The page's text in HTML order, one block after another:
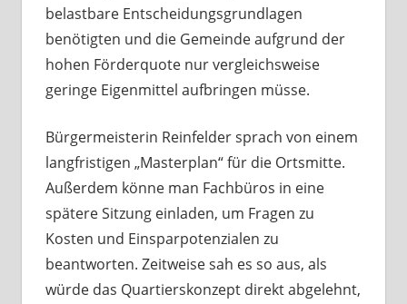
belastbare Entscheidungsgrundlagen
benötigten und die Gemeinde aufgrund der
hohen Förderquote nur vergleichsweise
geringe Eigenmittel aufbringen müsse.
Bürgermeisterin Reinfelder sprach von einem
langfristigen „Masterplan“ für die Ortsmitte.
Außerdem könne man Fachbüros in eine
spätere Sitzung einladen, um Fragen zu
Kosten und Einsparpotenzialen zu
beantworten. Zeitweise sah es so aus, als
würde das Quartierskonzept direkt abgelehnt,